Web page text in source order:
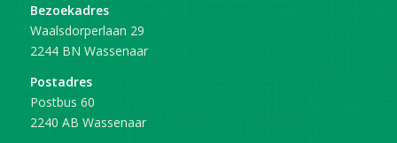
Bezoekadres
Waalsdorperlaan 29
2244 BN Wassenaar
Postadres
Postbus 60
2240 AB Wassenaar